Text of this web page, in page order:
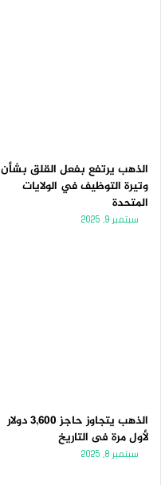
الذهب يرتفع بفعل القلق بشأن
وتيرة التوظيف في الولايات
المتحدة
سبتمبر 9, 2025
الذهب يتجاوز حاجز 3,600 دولار
لأول مرة فى التاريخ
سبتمبر 8, 2025